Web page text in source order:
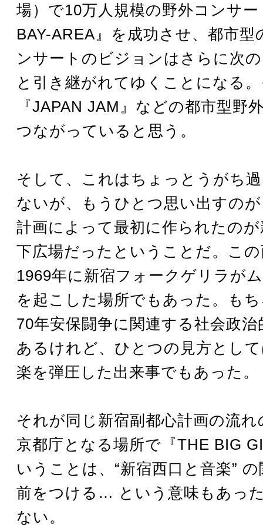
場）で10万人規模の野外コンサ
BAY-AREA』を成功させ、都市型
ンサートのビジョンはさらに次
と引き継がれてゆくことになる
『JAPAN JAM』などの都市型野
つながっていると思う。
そして、これはちょっとうがち
ないが、もうひとつ思い出すの
計画によって最初に作られたの
下広場だったということだ。こ
1969年に新宿フォークゲリラが
を起こした場所でもあった。も
70年安保闘争に関連する社会政
あるけれど、ひとつの見方とし
楽を弾圧した出来事でもあった。
それが同じ新宿副都心計画の流
京都庁となる場所で『THE BIG
いうことは、“新宿西口と音楽”
前をつける… という意味もあっ
ない。